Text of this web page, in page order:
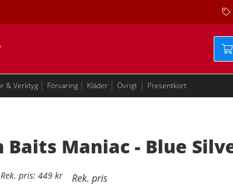
& Verktyg Förvaring Kläder Övrigt Presentkort
Baits Maniac - Blue
449kr